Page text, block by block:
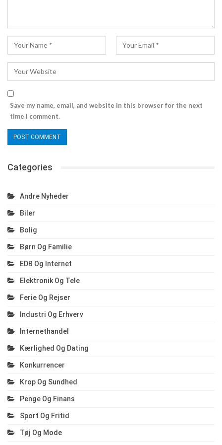
Save my name, email, and website in this browser for the next
time I comment.
Categories
Andre Nyheder
Biler
Bolig
Børn Og Familie
EDB Og Internet
Elektronik Og Tele
Ferie Og Rejser
Industri Og Erhverv
Internethandel
Kærlighed Og Dating
Konkurrencer
Krop Og Sundhed
Penge Og Finans
Sport Og Fritid
Tøj Og Mode